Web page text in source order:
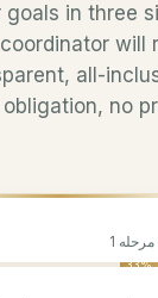
in three
will
all-
no
33%